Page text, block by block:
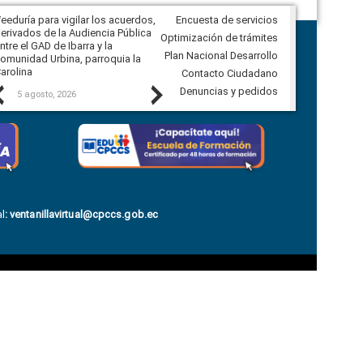
Previous
para vigilar los acuerdos,
de la Audiencia Pública
el GAD de Ibarra y la
Urbina, parroquia la
5 agosto, 2026
CPCCS convoca a Veeduría
Ciudadana para vigilar el concurso
5 agosto, 2026
Next
Encuesta de servicios
Optimización de trámites
Plan Nacional Desarrollo
Contacto Ciudadano
Denuncias y pedidos
:ventanillavirtual@cpccs.gob.ec